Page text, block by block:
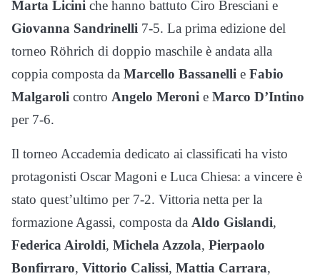
Marta Licini che hanno battuto Ciro Bresciani e
Giovanna Sandrinelli 7-5. La prima edizione del
torneo Röhrich di doppio maschile è andata alla
coppia composta da Marcello Bassanelli e Fabio
Malgaroli contro Angelo Meroni e Marco D’Intino
per 7-6.
Il torneo Accademia dedicato ai classificati ha visto
protagonisti Oscar Magoni e Luca Chiesa: a vincere è
stato quest’ultimo per 7-2. Vittoria netta per la
formazione Agassi, composta da Aldo Gislandi,
Federica Airoldi, Michela Azzola, Pierpaolo
Bonfirraro, Vittorio Calissi, Mattia Carrara,